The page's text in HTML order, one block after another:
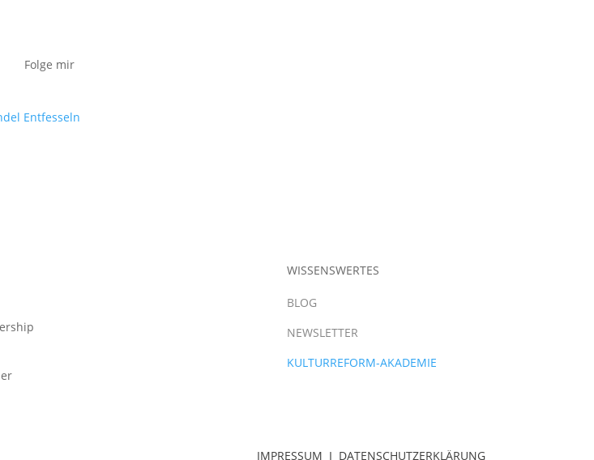
Folge mir
WISSENSWERTES
BLOG
NEWSLETTER
KULTURREFORM-AKADEMIE
IMPRESSUM I DATENSCHUTZERKLÄRUNG